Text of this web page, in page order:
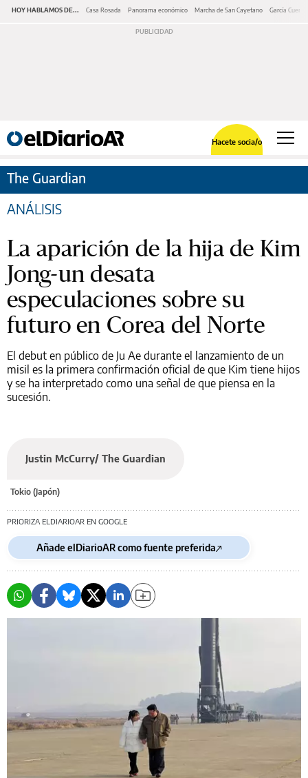
HOY HABLAMOS DE... Casa Rosada Panorama económico Marcha de San Cayetano García Cuerva
Hacete socia/o
The Guardian
ANÁLISIS
La aparición de la hija de Kim
Jong-un desata
especulaciones sobre su
futuro en Corea del Norte
El debut en público de Ju Ae durante el lanzamiento de un
misil es la primera confirmación oficial de que Kim tiene hijos
y se ha interpretado como una señal de que piensa en la
sucesión.
Justin McCurry/ The Guardian
Tokio (Japón)
PRIORIZA ELDIARIOAR EN GOOGLE
Añade elDiarioAR como fuente preferida